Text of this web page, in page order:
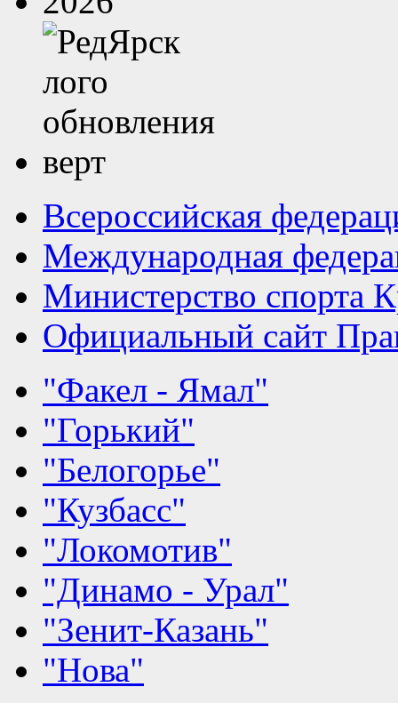
Всероссийская
Международная
Министерство спорта
Официальный сайт
"Факел - Ямал"
"Горький"
"Белогорье"
"Кузбасс"
"Локомотив"
"Динамо - Урал"
"Зенит-Казань"
"Нова"